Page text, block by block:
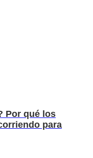
Por qué los
para